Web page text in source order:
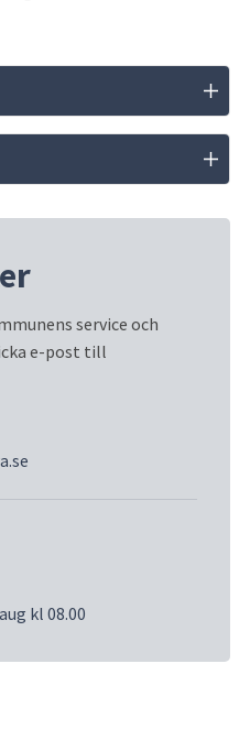
service och
e-post till
kl 08.00